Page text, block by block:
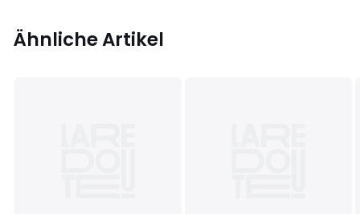
Ähnliche Artikel